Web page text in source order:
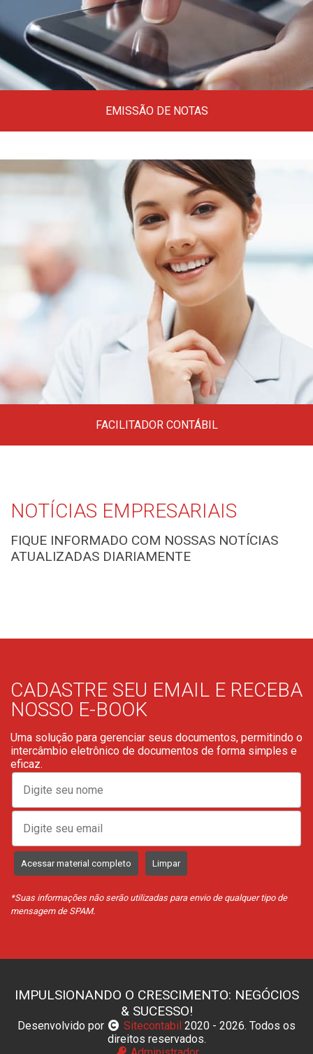
Tire aqui todas as suas dúvidas na emissão
de Notas Fiscais em vários estados
brasileiros.
Clique aqui
EMISSÃO DE NOTAS
secretarias.
FACILITADOR CONTÁBIL
NOTÍCIAS EMPRESARIAIS
FIQUE INFORMADO COM NOSSAS NOTÍCIAS
ATUALIZADAS DIARIAMENTE
CADASTRE SEU EMAIL E RECEBA
NOSSO E-BOOK
Uma solução para gerenciar seus documentos, permitindo o
intercâmbio eletrônico de documentos de forma simples e
eficaz.
Acessar material completo Limpar
*Suas informações não serão utilizadas para envio de qualquer tipo de
mensagem de SPAM.
IMPULSIONANDO O CRESCIMENTO: NEGÓCIOS
& SUCESSO!
Desenvolvido por Sitecontabil 2020 - 2026. Todos os
direitos reservados.